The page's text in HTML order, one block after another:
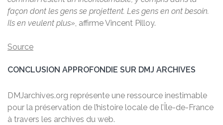
façon dont les gens se projettent. Les gens en ont besoin.
Ils en veulent plus», affirme Vincent Pilloy.
Source
CONCLUSION APPROFONDIE SUR DMJ ARCHIVES
DMJarchives.org représente une ressource inestimable
pour la préservation de l’histoire locale de l’Île-de-France
à travers les archives du web.